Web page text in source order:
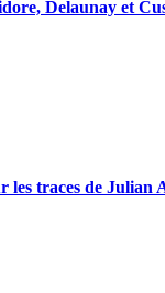
Delaunay et
les traces de Julian